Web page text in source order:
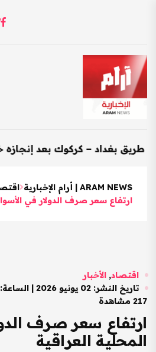
– كركوك بعد إنجازه خلال 200 يوم
ARAM NEWS | أرام الإخبارية
ارتفاع سعر صرف الدولار في
اقتصاد, الأخبار
تاريخ النشر: 02 يونيو 2026 | الساعة: 09:31 صباحًا
217 مشاهدة
ارتفاع سعر صرف
المحلية العراقية